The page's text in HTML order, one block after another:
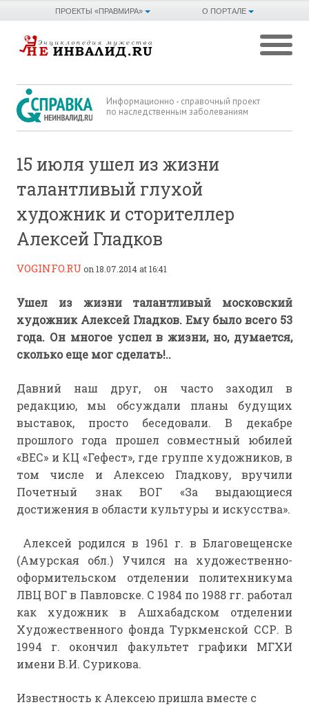
О ПОРТАЛЕ
ПРОЕКТЫ «ПРАВМИРА»
Информационно - справочный проект
по наследственным заболеваниям
15 июля ушел из жизни
талантливый глухой
художник и сторителлер
Алексей Гладков
VOGINFO.RU on 18.07.2014 at 16:41
Ушел из жизни талантливый московский
художник Алексей Гладков. Ему было всего 53
года. Он многое успел в жизни, но, думается,
сколько еще мог сделать!..
Давний наш друг, он часто заходил в
редакцию, мы обсуждали планы будущих
выставок, просто беседовали. В декабре
прошлого года прошел совместный юбилей
«ВЕС» и КЦ «Гефест», где группе художников, в
том числе и Алексею Гладкову, вручили
Почетный знак ВОГ «За выдающиеся
достижения в области культуры и искусства».
Алексей родился в 1961 г. в Благовещенске
(Амурская обл.) Учился на художественно-
оформительском отделении политехникума
ЛВЦ ВОГ в Павловске. С 1984 по 1988 гг. работал
как художник в Ашхабадском отделении
Художественного фонда Туркменской ССР. В
1994 г. окончил факультет графики МГХИ
имени В.И. Сурикова.
Известность к Алексею пришла вместе с